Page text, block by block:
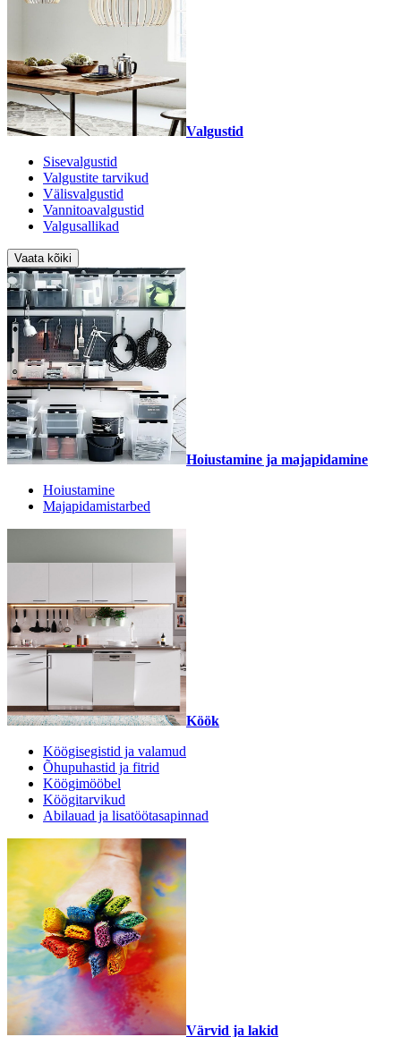
Valgustid
Sisevalgustid
Valgustite tarvikud
Välisvalgustid
Vannitoavalgustid
Valgusallikad
Vaata kõiki
Hoiustamine ja majapidamine
Hoiustamine
Majapidamistarbed
Köök
Köögisegistid ja valamud
Õhupuhastid ja fitrid
Köögimööbel
Köögitarvikud
Abilauad ja lisatöötasapinnad
Värvid ja lakid